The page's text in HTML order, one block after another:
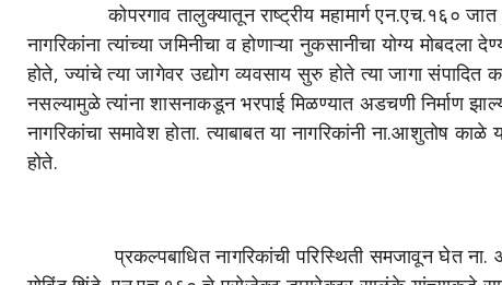
कोपरगाव तालुक्यातून राष्ट्रीय महामार्ग एन.एच.१६० जात
नागरिकांना त्यांच्या जमिनीचा व होणाऱ्या नुकसानीचा योग्य
होते, ज्यांचे त्या जागेवर उद्योग व्यवसाय सुरु होते त्या जागा संपादित
नसल्यामुळे त्यांना शासनाकडून भरपाई मिळण्यात अडचणी निर्माण
नागरिकांचा समावेश होता. त्याबाबत या नागरिकांनी ना.आशुतोष
होते.
प्रकल्पबाधित नागरिकांची परिस्थिती समजावून घेत ना.